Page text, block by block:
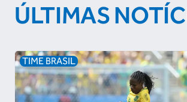
ÚLTIMAS
TIME BRASIL